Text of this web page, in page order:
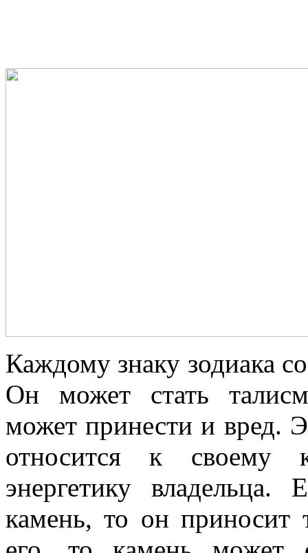
Каждому знаку зодиака
Он может стать
может принести и вред.
относится к своему
энергетику
камень, то он